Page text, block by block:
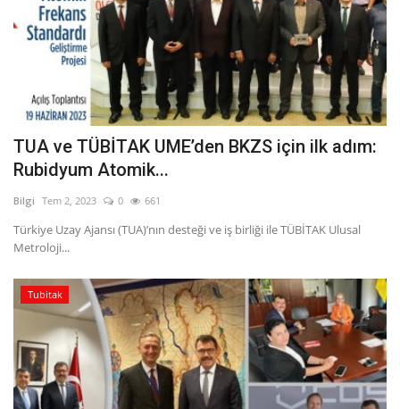
TUA ve TÜBİTAK UME’den BKZS için ilk adım:
Rubidyum Atomik...
Bilgi Tem 2, 2023 0 661
Türkiye Uzay Ajansı (TUA)’nın desteği ve iş birliği ile TÜBİTAK Ulusal
Metroloji...
Tubitak